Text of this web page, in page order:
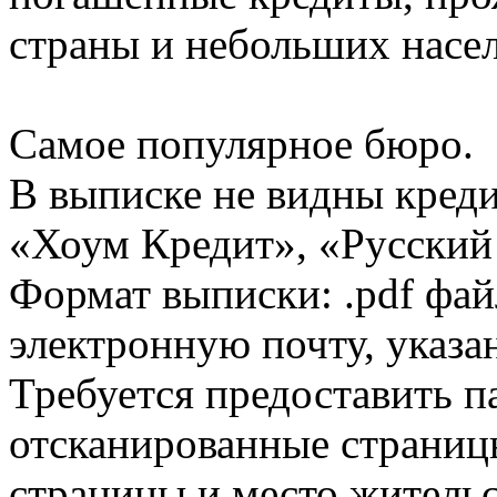
страны и небольших
Самое популярное бюро.
В выписке не видны
«Хоум Кредит»,
Формат выписки: .pdf
электронную почту,
Требуется предоставить
отсканированные